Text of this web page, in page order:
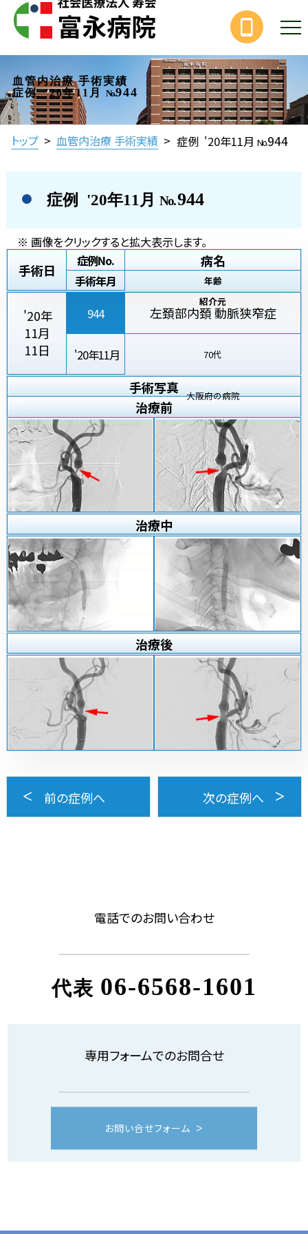
血管内治療 手術実績
症例 '20年11月
No.944
トップ > 血管内治療 手術実績 > 症例 '20年11月 No.944
症例 '20年11月 No.944
※ 画像をクリックすると拡大表示します。
手術日
症例No.
手術年月
病名
年齢
紹介元
'20年
11月
11日
944
'20年11月
左頚部内頚 動脈狭窄症
70代
大阪府の病院
手術写真
治療前
治療中
治療後
前の症例へ 次の症例へ
電話でのお問い合わせ
代表 06-6568-1601
専用フォームでのお問合せ
お問い合せフォーム